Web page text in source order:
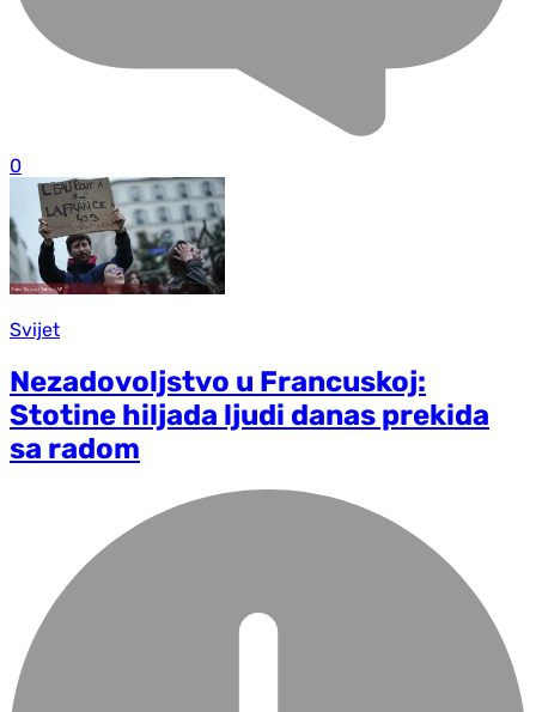
0
Svijet
Nezadovoljstvo u Francuskoj:
Stotine hiljada ljudi danas prekida
sa radom